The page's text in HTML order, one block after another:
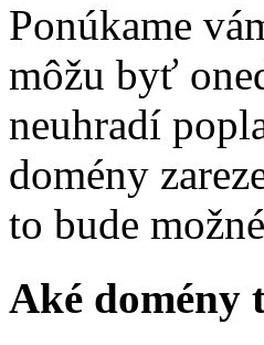
Ponúkame
môžu byť
neuhradí
domény
to bude
Aké domény